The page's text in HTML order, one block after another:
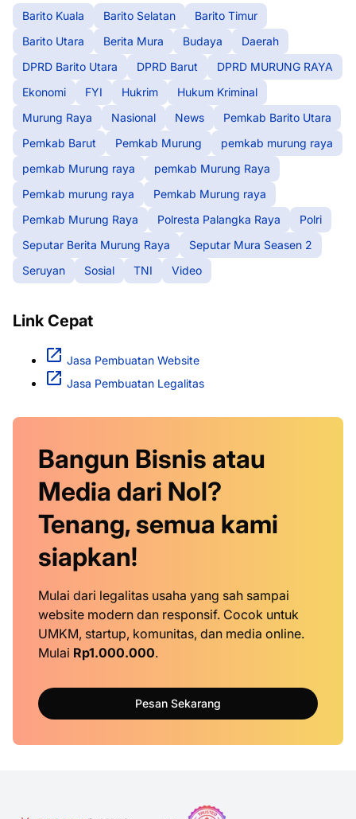
Barito Kuala Barito Selatan
Barito Timur
Barito Utara
Berita Mura Budaya
Daerah
DPRD Barito Utara
DPRD Barut
DPRD MURUNG RAYA
Ekonomi
FYI Hukrim
Hukum Kriminal
Murung Raya
Nasional News
Pemkab Barito Utara
Pemkab Barut
Pemkab Murung
pemkab murung raya
pemkab Murung raya
pemkab Murung Raya
Pemkab murung raya
Pemkab Murung raya
Pemkab Murung Raya
Polresta Palangka Raya
Polri
Seputar Berita Murung Raya
Seputar Mura Seasen 2
Seruyan
Sosial TNI Video
Link Cepat
Jasa Pembuatan Website
Jasa Pembuatan Legalitas
Bangun Bisnis atau
Media dari Nol?
Tenang, semua kami
siapkan!
Mulai dari legalitas usaha yang sah sampai
website modern dan responsif. Cocok untuk
UMKM, startup, komunitas, dan media online.
Mulai Rp1.000.000.
Pesan Sekarang